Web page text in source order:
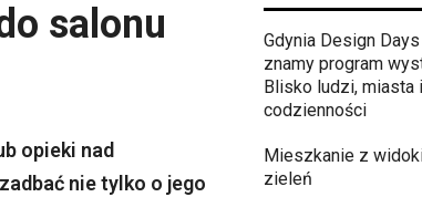
salonu
opieki nad
nie tylko o jego
Gdynia Design
znamy program
Blisko ludzi, miasta i
codzienności
Mieszkanie z
zieleń